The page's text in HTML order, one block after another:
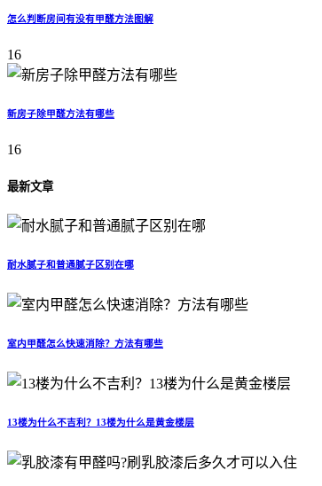
怎么判断房间有没有甲醛方法图解
16
新房子除甲醛方法有哪些
16
最新文章
耐水腻子和普通腻子区别在哪
室内甲醛怎么快速消除？方法有哪些
13楼为什么不吉利？13楼为什么是黄金楼层